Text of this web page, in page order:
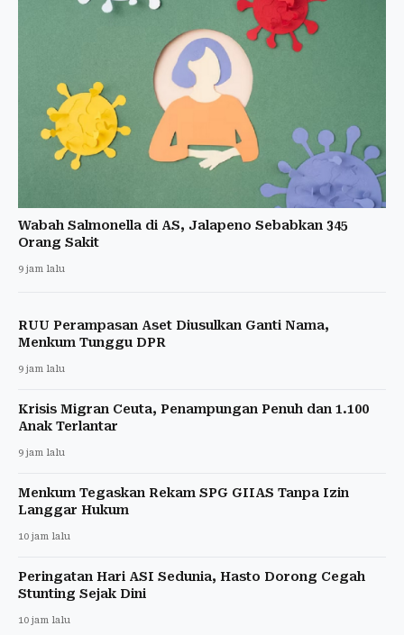
Wabah Salmonella di AS, Jalapeno Sebabkan 345
Orang Sakit
9 jam lalu
RUU Perampasan Aset Diusulkan Ganti Nama,
Menkum Tunggu DPR
9 jam lalu
Krisis Migran Ceuta, Penampungan Penuh dan 1.100
Anak Terlantar
9 jam lalu
Menkum Tegaskan Rekam SPG GIIAS Tanpa Izin
Langgar Hukum
10 jam lalu
Peringatan Hari ASI Sedunia, Hasto Dorong Cegah
Stunting Sejak Dini
10 jam lalu